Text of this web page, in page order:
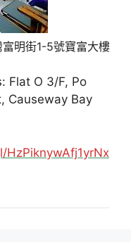
明街1-5號寶富大樓
Flat O 3/F, Po
Causeway Bay